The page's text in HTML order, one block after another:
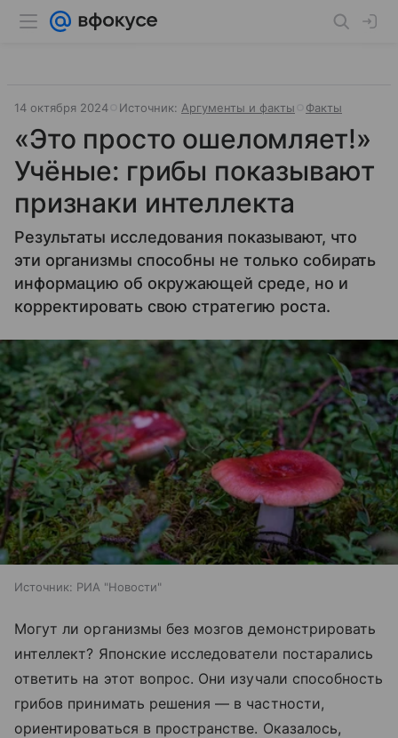
14 октября 2024 Источник: Аргументы и факты Факты
«Это просто ошеломляет!»
Учёные: грибы показывают
признаки интеллекта
Результаты исследования показывают, что
эти организмы способны не только собирать
информацию об окружающей среде, но и
корректировать свою стратегию роста.
Источник: РИА "Новости"
Могут ли организмы без мозгов демонстрировать
интеллект? Японские исследователи постарались
ответить на этот вопрос. Они изучали способность
грибов принимать решения — в частности,
ориентироваться в пространстве. Оказалось,